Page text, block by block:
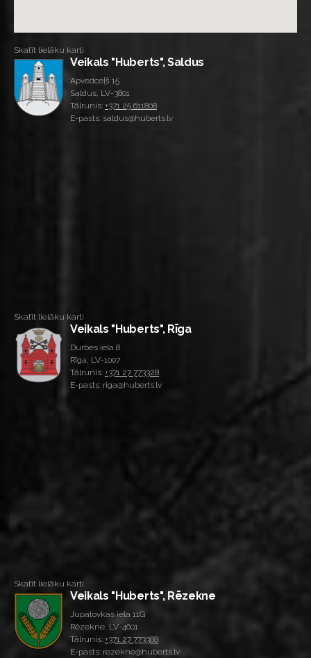
Skatīt lielāku karti
Veikals "Huberts", Saldus
Apvedceļš 15
Saldus, LV-3801
Tālrunis: +371 25 611808
E-pasts: saldus@huberts.lv
Skatīt lielāku karti
Veikals "Huberts", Rīga
Durbes iela 8
Rīga, LV-1007
Tālrunis: +371 27 773328
E-pasts: riga@huberts.lv
Skatīt lielāku karti
Veikals "Huberts", Rēzekne
Jupatovkas iela 11G
Rēzekne, LV-4601
Tālrunis: +371 27 773388
E-pasts: rezekne@huberts.lv